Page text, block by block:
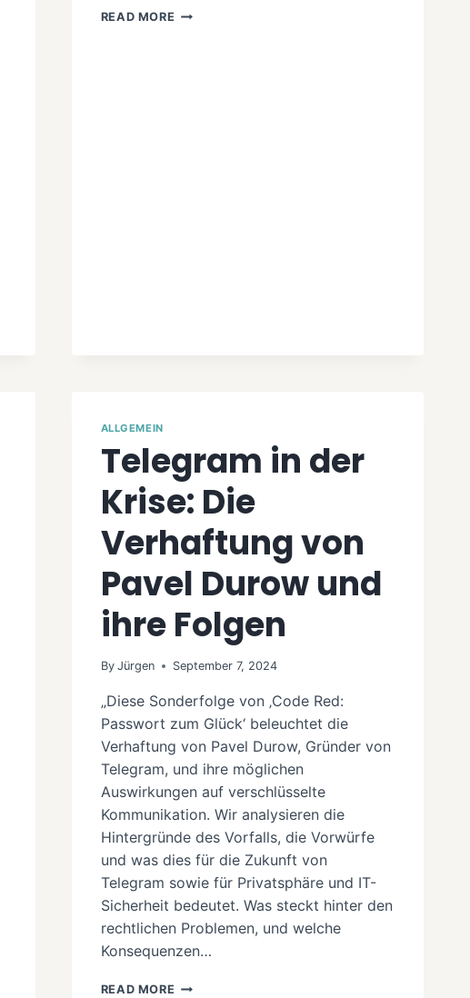
READ MORE PHISHING
ALLGEMEIN
Telegram in der
Krise: Die
Verhaftung von
Pavel Durow und
ihre Folgen
By Jürgen September 7, 2024
„Diese Sonderfolge von ‚Code Red:
Passwort zum Glück‘ beleuchtet die
Verhaftung von Pavel Durow, Gründer von
Telegram, und ihre möglichen
Auswirkungen auf verschlüsselte
Kommunikation. Wir analysieren die
Hintergründe des Vorfalls, die Vorwürfe
und was dies für die Zukunft von
Telegram sowie für Privatsphäre und IT-
Sicherheit bedeutet. Was steckt hinter den
rechtlichen Problemen, und welche
Konsequenzen…
READ MORE TELEGRAM